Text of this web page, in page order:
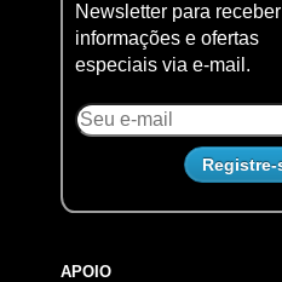
Newsletter para receber
informações e ofertas
especiais via e-mail.
APOIO